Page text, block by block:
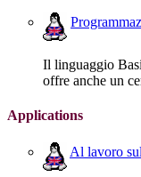
Il linguaggio
offre anche un
Applications
Al lavoro